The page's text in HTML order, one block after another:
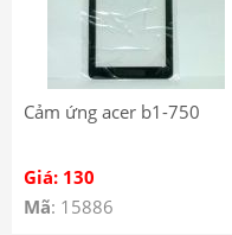
Cảm ứng acer b1-750
Giá: 130
Mã: 15886